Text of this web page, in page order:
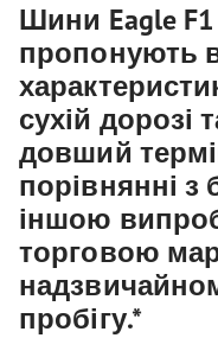
Шини Eagle F1
пропонують
сухій дорозі
довший
порівнянні
іншою
торговою
пробігу.*